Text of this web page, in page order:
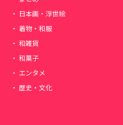
日本画・浮世絵
着物・和服
和雑貨
和菓子
エンタメ
歴史・文化